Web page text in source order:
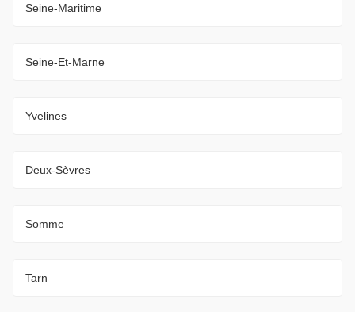
Seine-Maritime
Seine-Et-Marne
Yvelines
Deux-Sèvres
Somme
Tarn